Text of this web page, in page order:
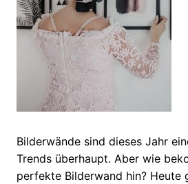
Bilderwände sind dieses Jahr
Trends überhaupt. Aber wie
perfekte Bilderwand hin? Heute